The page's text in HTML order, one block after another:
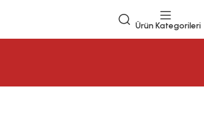
Ürün Kategorileri